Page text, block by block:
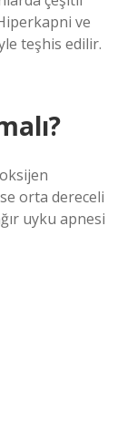
ve
teşhis edilir.
orta dereceli
uyku apnesi